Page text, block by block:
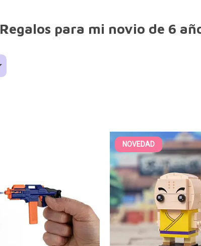
Regalos para mi novio de 6
NOVEDAD